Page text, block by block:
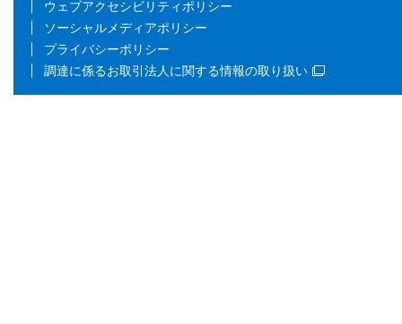
ウェブアクセシビリティポリシー
ソーシャルメディアポリシー
プライバシーポリシー
調達に係るお取引法人に関する情報の取り扱い